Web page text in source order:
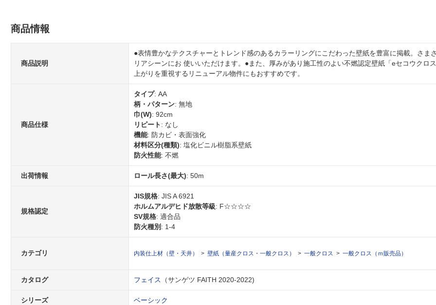
商品情報
商品説明
●表情豊かなテクスチャーとトレンド感のあるカラーリングにこだわった壁紙を豊富に掲載。さま
リアシーンにお 使いいただけます。●また、厚みがあり施工性のよい不燃認定壁紙「eセコウクロ
上がりを重視するリニューアル物件にもおすすめです。
商品仕様
タイプ: AA
柄・パターン: 無地
巾(W): 92cm
リピート: なし
機能: 防カビ・表面強化
材料区分(種類): 塩化ビニル樹脂系壁紙
防火性能: 不燃
出荷情報 ロール長さ(最大): 50m
規格認定
JIS規格: JIS A 6921
ホルムアルデヒド放散等級: F☆☆☆☆
SV規格: 適合品
防火種別 : 1-4
カテゴリ 内装仕上材（壁・天井） 壁紙（量産クロス・一般クロス） 一般クロス 一般クロス（ｍ販売品）
カタログ フェイス （サンゲツ FAITH 2020-2022)
シリーズ ベーシック